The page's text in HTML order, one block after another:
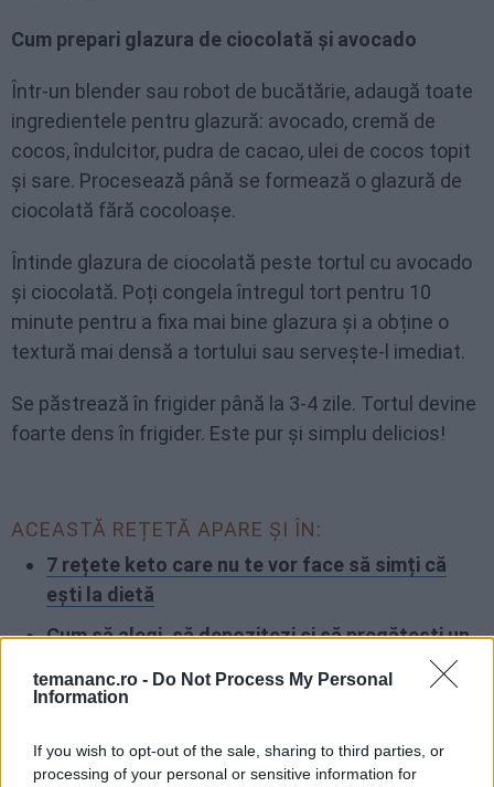
temananc.ro - Do Not Process My Personal
Information
If you wish to opt-out of the sale, sharing to third parties, or
processing of your personal or sensitive information for
Cum prepari glazura de ciocolată și avocado
Într-un blender sau robot de bucătărie, adaugă toate
ingredientele pentru glazură: avocado, cremă de
cocos, îndulcitor, pudra de cacao, ulei de cocos topit
și sare. Procesează până se formează o glazură de
ciocolată fără cocoloașe.
Întinde glazura de ciocolată peste tortul cu avocado
și ciocolată. Poți congela întregul tort pentru 10
minute pentru a fixa mai bine glazura și a obține o
textură mai densă a tortului sau servește-l imediat.
Se păstrează în frigider până la 3-4 zile. Tortul devine
foarte dens în frigider. Este pur și simplu delicios!
ACEASTĂ REȚETĂ APARE ȘI ÎN:
7 rețete keto care nu te vor face să simți că
ești la dietă
Cum să alegi, să depozitezi și să pregătești un
FACEBOOK WHATSAPP EMAIL